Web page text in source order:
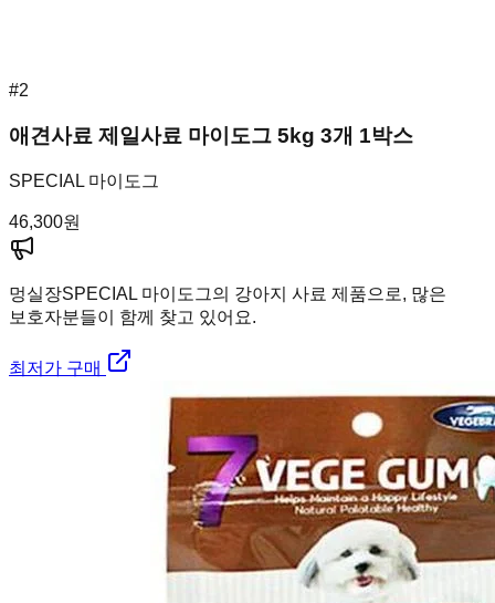
#2
애견사료 제일사료 마이도그 5kg 3개 1박스
SPECIAL 마이도그
46,300원
멍실장SPECIAL 마이도그의 강아지 사료 제품으로, 많은
보호자분들이 함께 찾고 있어요.
최저가 구매